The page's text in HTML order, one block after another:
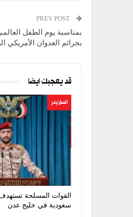
بمناسبة يوم الطفل
بجرائم العدوان الأمريكي
قد يعجبك ايضا
السلايدر
القوات المسلحة
سعودية في خليج عدن